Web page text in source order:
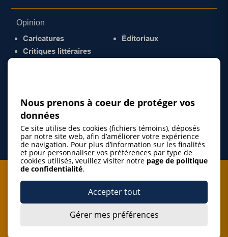
Opinion
Caricatures
Critiques littéraires
Éditoriaux
Je m'abonne à l'infolettre
J’accepte de m’abonner à l’infolettre de La Gazette de la
Nous prenons à coeur de protéger vos
données
Ce site utilise des cookies (fichiers témoins), déposés
par notre site web, afin d’améliorer votre expérience
de navigation. Pour plus d’information sur les finalités
et pour personnaliser vos préférences par type de
cookies utilisés, veuillez visiter notre page de politique
de confidentialité.
Accepter tout
Gérer mes préférences